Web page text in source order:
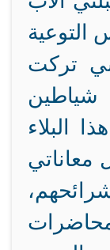
التوعية
تركت
البلاء
معاناتي